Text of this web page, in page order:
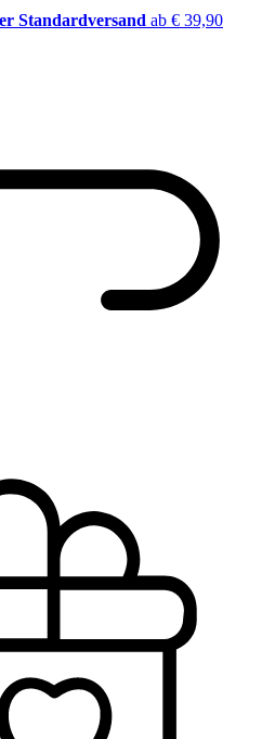
Standardversand ab € 39,90